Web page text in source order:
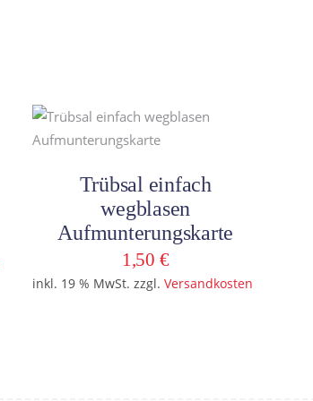
In den Warenkorb
Trübsal einfach
wegblasen
Aufmunterungskarte
1,50 €
inkl. 19 % MwSt. zzgl. Versandkosten